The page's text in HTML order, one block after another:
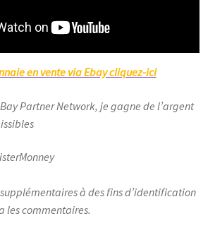
en vente via Ebay cliquez-ici
Partner Network, je gagne de l’argent
à des fins d’identification
les commentaires.